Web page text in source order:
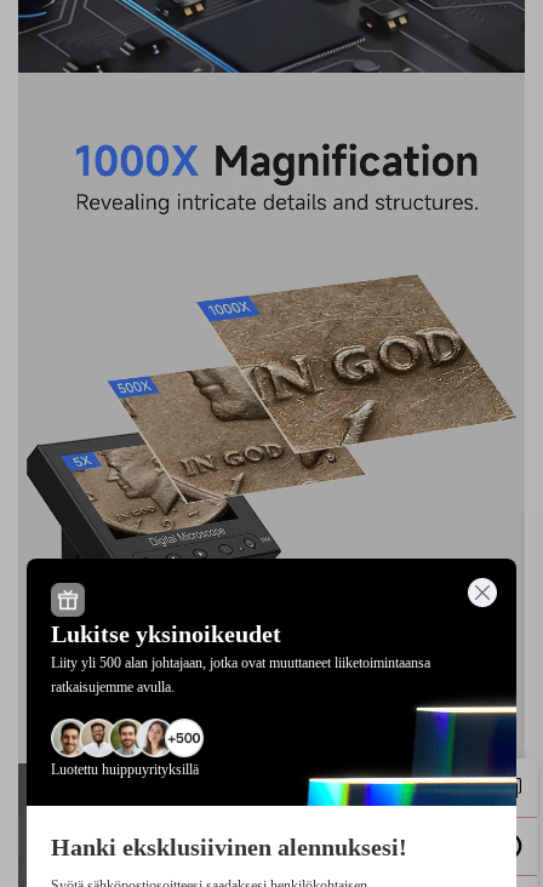
Lukitse yksinoikeudet
Liity yli 500 alan johtajaan, jotka ovat muuttaneet liiketoimintaansa
ratkaisujemme avulla.
Luotettu huippuyrityksillä
Hanki eksklusiivinen alennuksesi!